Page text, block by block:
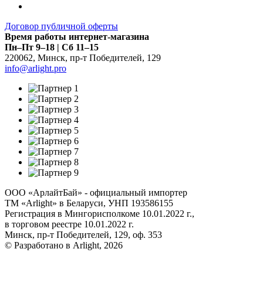
Договор публичной оферты
Время работы интернет-магазина
Пн–Пт 9–18 | Сб 11–15
220062, Минск, пр-т Победителей, 129
info@arlight.pro
ООО «АрлайтБай» - официальный импортер
ТМ «Arlight» в Беларуси, УНП 193586155
Регистрация в Мингорисполкоме 10.01.2022 г.,
в торговом реестре 10.01.2022 г.
Минск, пр-т Победителей, 129, оф. 353
© Разработано в Arlight, 2026